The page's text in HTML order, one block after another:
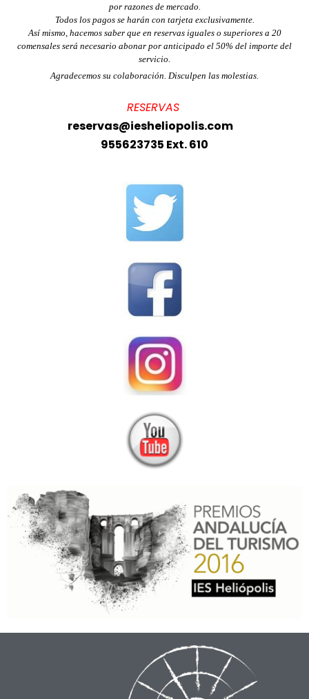
por razones de mercado.
Todos los pagos se harán con tarjeta exclusivamente.
Así mismo, hacemos saber que en reservas iguales o superiores a 20
comensales será necesario abonar por anticipado el 50% del importe del
servicio.
Agradecemos su colaboración. Disculpen las molestias.
RESERVAS
reservas@iesheliopolis.com
955623735 Ext. 610